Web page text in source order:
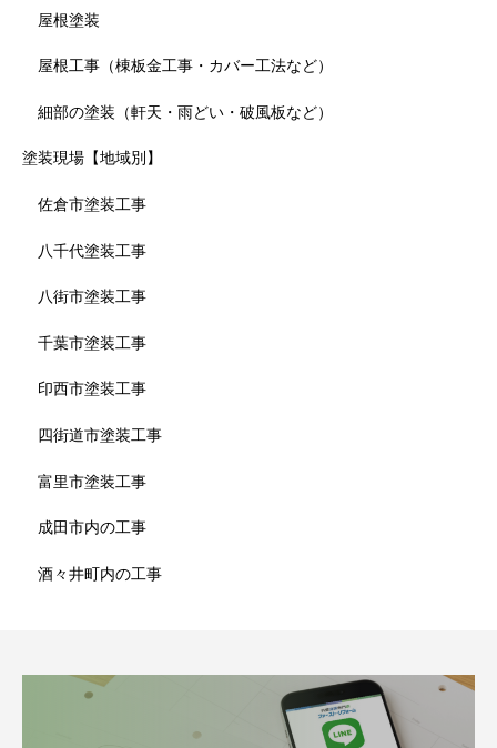
屋根塗装
屋根工事（棟板金工事・カバー工法など）
細部の塗装（軒天・雨どい・破風板など）
塗装現場【地域別】
佐倉市塗装工事
八千代塗装工事
八街市塗装工事
千葉市塗装工事
印西市塗装工事
四街道市塗装工事
富里市塗装工事
成田市内の工事
酒々井町内の工事